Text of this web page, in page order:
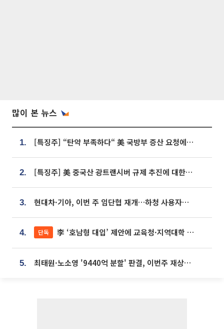
많이 본 뉴스
1. [특징주] “탄약 부족하다“ 美 국방부 증산 요청에⋯국내 방산주 급등세
2. [특징주] 美 중국산 광트랜시버 규제 추진에 대한광통신 등 광통신株 강세
3. 현대차·기아, 이번 주 임단협 재개…하청 사용자성 재심도 ‘변수’
4. 단독 李 ‘호남형 대입’ 제안에 교육청·지역대학 서·논술형 입시 연계 '착수'
5. 최태원·노소영 '9440억 분할' 판결, 이번주 재상고 여부 주목